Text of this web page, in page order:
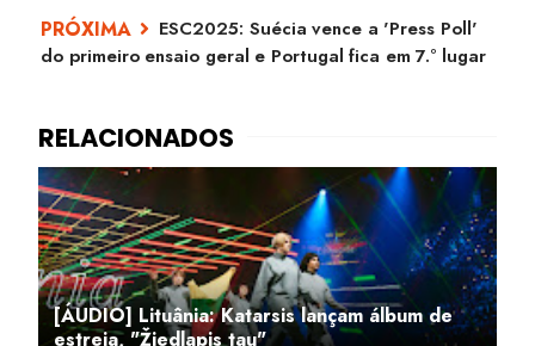
ESC2025: Suécia vence a 'Press Poll'
do primeiro ensaio geral e Portugal fica em 7.º lugar
[ÁUDIO] Lituânia: Katarsis lançam álbum de
estreia, "Žiedlapis tau"